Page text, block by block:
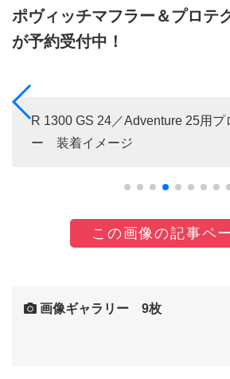
ポヴィッチマフラー＆プロテ
が予約受付中！
R 1300 GS 24／Adventure 25用プ
ー 装着イメージ
この画像の記事ペ
画像ギャラリー 9枚